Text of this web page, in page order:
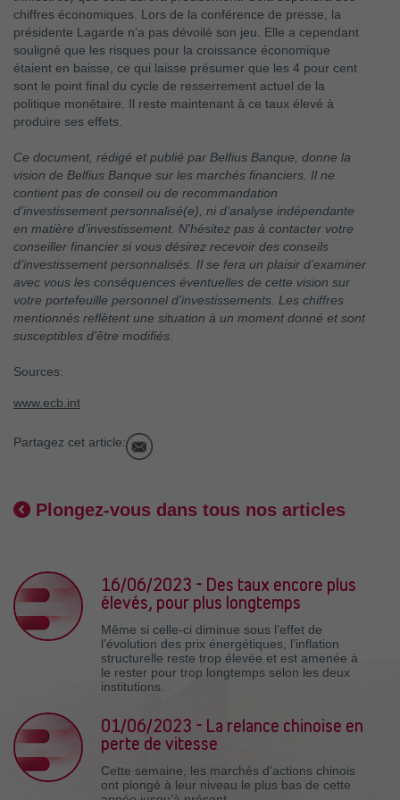
chiffres économiques. Lors de la conférence de presse, la
présidente Lagarde n’a pas dévoilé son jeu. Elle a cependant
souligné que les risques pour la croissance économique
étaient en baisse, ce qui laisse présumer que les 4 pour cent
sont le point final du cycle de resserrement actuel de la
politique monétaire. Il reste maintenant à ce taux élevé à
produire ses effets.
Ce document, rédigé et publié par Belfius Banque, donne la
vision de Belfius Banque sur les marchés financiers. Il ne
contient pas de conseil ou de recommandation
d’investissement personnalisé(e), ni d’analyse indépendante
en matière d’investissement. N'hésitez pas à contacter votre
conseiller financier si vous désirez recevoir des conseils
d’investissement personnalisés. Il se fera un plaisir d’examiner
avec vous les conséquences éventuelles de cette vision sur
votre portefeuille personnel d’investissements. Les chiffres
mentionnés reflètent une situation à un moment donné et sont
susceptibles d’être modifiés.
Sources:
www.ecb.int
Partagez cet article:
Plongez-vous dans tous nos articles
16/06/2023 - Des taux encore plus
élevés, pour plus longtemps
Même si celle-ci diminue sous l’effet de
l’évolution des prix énergétiques, l’inflation
structurelle reste trop élevée et est amenée à
le rester pour trop longtemps selon les deux
institutions.
01/06/2023 - La relance chinoise en
perte de vitesse
Cette semaine, les marchés d'actions chinois
ont plongé à leur niveau le plus bas de cette